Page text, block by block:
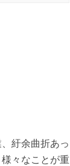
紆余曲折あっ
々なことが重